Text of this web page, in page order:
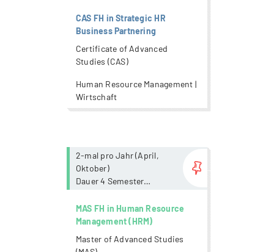
Präsenzpflicht
CAS FH in Strategic HR
Business Partnering
Certificate of Advanced
Studies (CAS)
Human Resource Management |
Wirtschaft
2-mal pro Jahr (April,
Oktober)
Dauer 4 Semester
Schultage je CAS;
Fernstudium individuell
MAS FH in Human Resource
Management (HRM)
Master of Advanced Studies
more...